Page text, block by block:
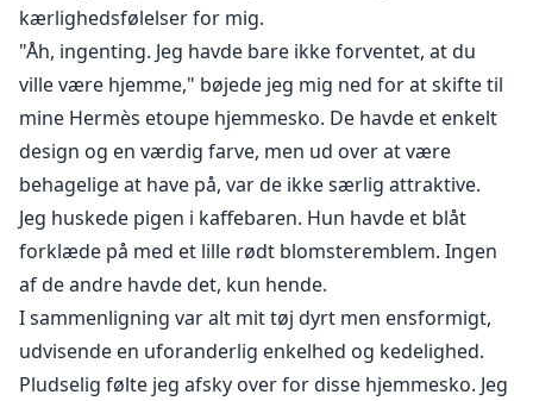
kærlighedsfølelser for mig.
"Åh, ingenting. Jeg havde bare ikke forventet, at du
ville være hjemme," bøjede jeg mig ned for at skifte til
mine Hermès etoupe hjemmesko. De havde et enkelt
design og en værdig farve, men ud over at være
behagelige at have på, var de ikke særlig attraktive.
Jeg huskede pigen i kaffebaren. Hun havde et blåt
forklæde på med et lille rødt blomsteremblem. Ingen
af de andre havde det, kun hende.
I sammenligning var alt mit tøj dyrt men ensformigt,
udvisende en uforanderlig enkelhed og kedelighed.
Pludselig følte jeg afsky over for disse hjemmesko. Jeg